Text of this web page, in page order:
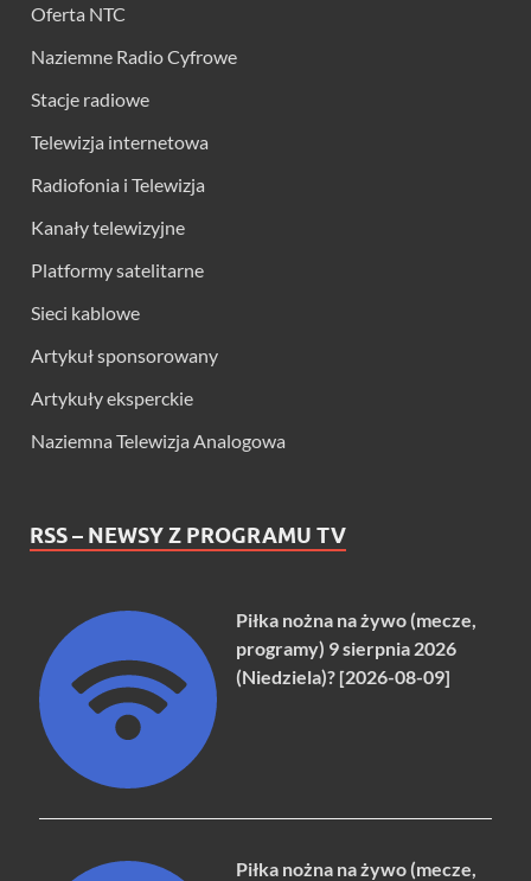
Oferta NTC
Naziemne Radio Cyfrowe
Stacje radiowe
Telewizja internetowa
Radiofonia i Telewizja
Kanały telewizyjne
Platformy satelitarne
Sieci kablowe
Artykuł sponsorowany
Artykuły eksperckie
Naziemna Telewizja Analogowa
RSS – NEWSY Z PROGRAMU TV
Piłka nożna na żywo (mecze,
programy) 9 sierpnia 2026
(Niedziela)? [2026-08-09]
Piłka nożna na żywo (mecze,